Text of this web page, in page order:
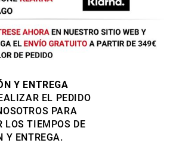
Y ENTREGA
EL PEDIDO
PARA
LOS TIEMPOS DE
Y ENTREGA.